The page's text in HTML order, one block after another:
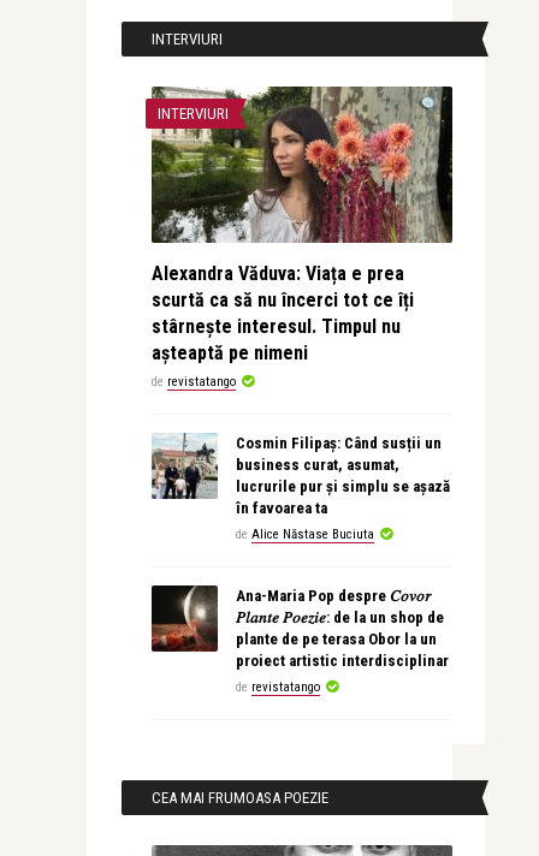
INTERVIURI
INTERVIURI
Alexandra Văduva: Viața e prea
scurtă ca să nu încerci tot ce îți
stârnește interesul. Timpul nu
așteaptă pe nimeni
de revistatango
Cosmin Filipaș: Când susții un
business curat, asumat,
lucrurile pur și simplu se așază
în favoarea ta
de Alice Năstase Buciuta
Ana-Maria Pop despre 𝐶𝑜𝑣𝑜𝑟
𝑃𝑙𝑎𝑛𝑡𝑒 𝑃𝑜𝑒𝑧𝑖𝑒: de la un shop de
plante de pe terasa Obor la un
proiect artistic interdisciplinar
de revistatango
CEA MAI FRUMOASA POEZIE